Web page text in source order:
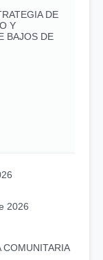
DE
Y
BAJOS DE
2026
COMUNITARIA